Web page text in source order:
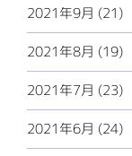
2021年9月 (21)
2021年8月 (19)
2021年7月 (23)
2021年6月 (24)